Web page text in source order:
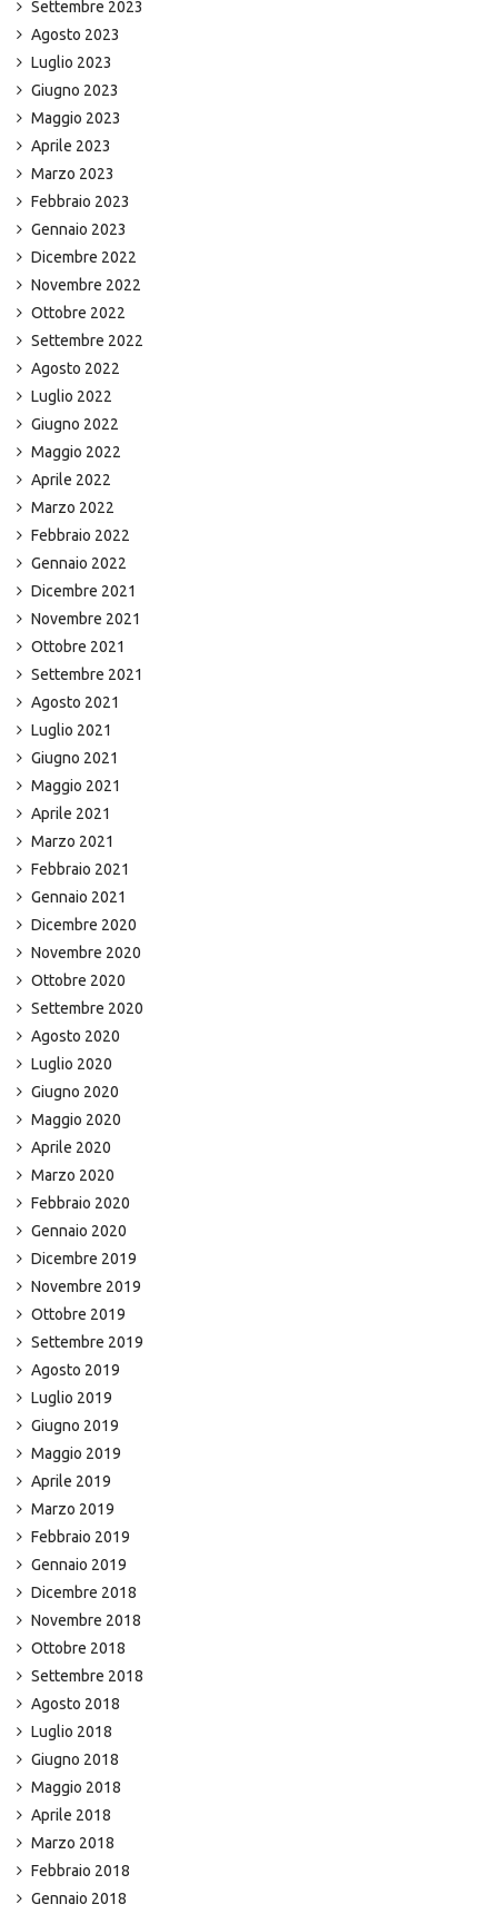
Settembre 2023
Agosto 2023
Luglio 2023
Giugno 2023
Maggio 2023
Aprile 2023
Marzo 2023
Febbraio 2023
Gennaio 2023
Dicembre 2022
Novembre 2022
Ottobre 2022
Settembre 2022
Agosto 2022
Luglio 2022
Giugno 2022
Maggio 2022
Aprile 2022
Marzo 2022
Febbraio 2022
Gennaio 2022
Dicembre 2021
Novembre 2021
Ottobre 2021
Settembre 2021
Agosto 2021
Luglio 2021
Giugno 2021
Maggio 2021
Aprile 2021
Marzo 2021
Febbraio 2021
Gennaio 2021
Dicembre 2020
Novembre 2020
Ottobre 2020
Settembre 2020
Agosto 2020
Luglio 2020
Giugno 2020
Maggio 2020
Aprile 2020
Marzo 2020
Febbraio 2020
Gennaio 2020
Dicembre 2019
Novembre 2019
Ottobre 2019
Settembre 2019
Agosto 2019
Luglio 2019
Giugno 2019
Maggio 2019
Aprile 2019
Marzo 2019
Febbraio 2019
Gennaio 2019
Dicembre 2018
Novembre 2018
Ottobre 2018
Settembre 2018
Agosto 2018
Luglio 2018
Giugno 2018
Maggio 2018
Aprile 2018
Marzo 2018
Febbraio 2018
Gennaio 2018